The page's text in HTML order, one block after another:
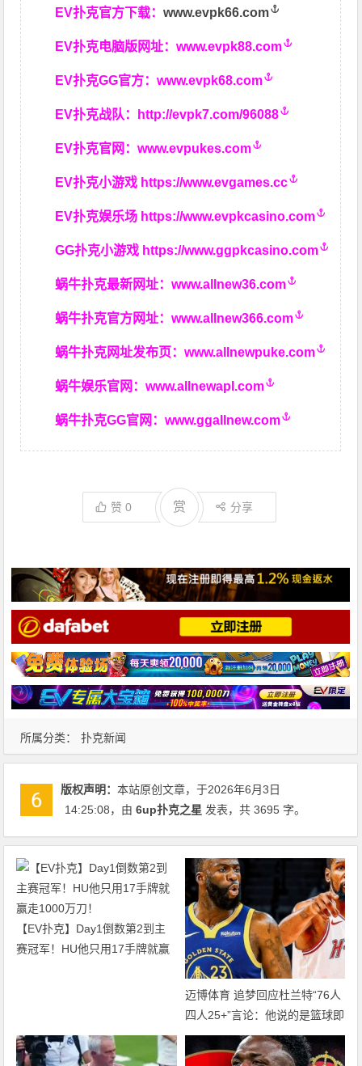
所属分类： 扑克新闻
EV扑克官方下载：www.evpk66.com
EV扑克电脑版网址：www.evpk88.com
EV扑克GG官方：www.evpk68.com
EV扑克战队： http://evpk7.com/96088
EV扑克官网：www.evpukes.com
EV扑克小游戏 https://www.evgames.cc
EV扑克娱乐场 https://www.evpkcasino.com
GG扑克小游戏 https://www.ggpkcasino.com
蜗牛扑克最新网址：www.allnew36.com
蜗牛扑克官方网址：www.allnew366.com
蜗牛扑克网址发布页：www.allnewpuke.com
蜗牛娱乐官网：www.allnewapl.com
蜗牛扑克GG官网：www.ggallnew.com
赞0 赏 分享
版权声明：本站原创文章，于2026年6月3日
14:25:08，由6up扑克之星 发表，共 3695 字。
【EV扑克】Day1倒数第2到主
赛冠军！HU他只用17手牌就赢
迈博体育 追梦回应杜兰特“76人
四人25+”言论：他说的是篮球即
得分，但别拿他和詹姆斯作比较